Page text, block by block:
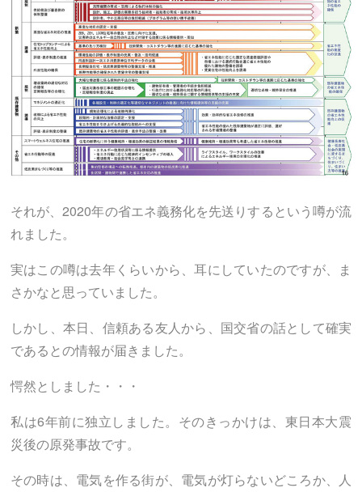
それが、2020年の省エネ義務化を先送りするという噂が流
れました。
実はこの噂は去年くらいから、耳にしていたのですが、ま
さかなと思っていました。
しかし、本日、信頼ある友人から、国交省の話として確実
であるとの情報が届きました。
愕然としました・・・
私は6年前に独立しました。そのきっかけは、東日本大震
災後の原発事故です。
その時は、電気を作る街が、電気が灯らないどころか、人